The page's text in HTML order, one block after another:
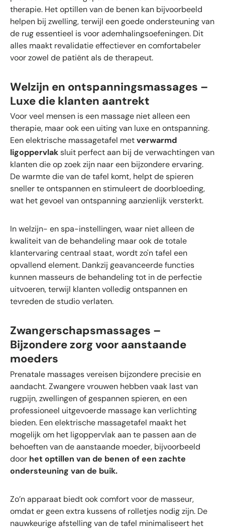
therapie. Het optillen van de benen kan bijvoorbeeld
helpen bij zwelling, terwijl een goede ondersteuning van
de rug essentieel is voor ademhalingsoefeningen. Dit
alles maakt revalidatie effectiever en comfortabeler
voor zowel de patiënt als de therapeut.
Welzijn en ontspanningsmassages –
Luxe die klanten aantrekt
Voor veel mensen is een massage niet alleen een
therapie, maar ook een uiting van luxe en ontspanning.
Een elektrische massagetafel metverwarmd
ligoppervlaksluit perfect aan bij de verwachtingen van
klanten die op zoek zijn naar een bijzondere ervaring.
De warmte die van de tafel komt, helpt de spieren
sneller te ontspannen en stimuleert de doorbloeding,
wat het gevoel van ontspanning aanzienlijk versterkt.
In welzijn- en spa-instellingen, waar niet alleen de
kwaliteit van de behandeling maar ook de totale
klantervaring centraal staat, wordt zo'n tafel een
opvallend element. Dankzij geavanceerde functies
kunnen masseurs de behandeling tot in de perfectie
uitvoeren, terwijl klanten volledig ontspannen en
tevreden de studio verlaten.
Zwangerschapsmassages –
Bijzonderezorgvoor aanstaande
moeders
Prenatale massages vereisen bijzondere precisie en
aandacht. Zwangere vrouwen hebben vaak last van
rugpijn, zwellingen of gespannen spieren, en een
professioneel uitgevoerde massage kan verlichting
bieden. Een elektrische massagetafel maakt het
mogelijk om het ligoppervlak aan te passen aan de
behoeften van de aanstaande moeder, bijvoorbeeld
door het optillen van de benen of een zachte
ondersteuning van de buik.
Zo’n apparaat biedt ook comfort voor de masseur,
omdat er geen extra kussens of rolletjes nodig zijn. De
nauwkeurige afstelling van de tafel minimaliseert het